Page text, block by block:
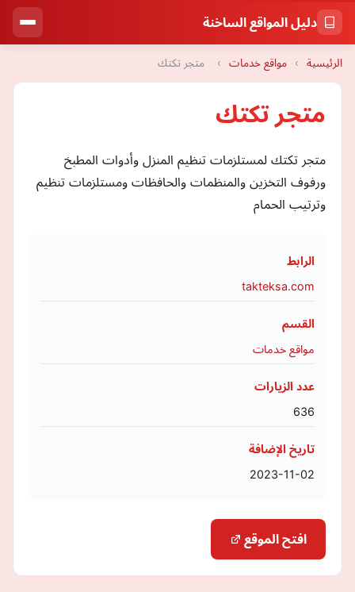
دليل المواقع الساخنة
الرئيسية › مواقع خدمات › متجر تكتك
متجر تكتك
متجر تكتك لمستلزمات تنظيم المنزل وأدوات المطبخ
ورفوف التخزين والمنظمات والحافظات ومستلزمات تنظيم
وترتيب الحمام
الرابط
takteksa.com
القسم
مواقع خدمات
عدد الزيارات
636
تاريخ الإضافة
2023-11-02
افتح الموقع